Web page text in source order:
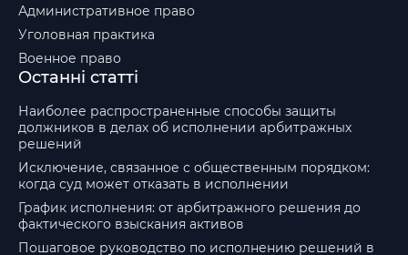
Административное право
Уголовная практика
Военное право
Останні статті
Наиболее распространенные способы защиты
должников в делах об исполнении арбитражных
решений
Исключение, связанное с общественным порядком:
когда суд может отказать в исполнении
График исполнения: от арбитражного решения до
фактического взыскания активов
Пошаговое руководство по исполнению решений в